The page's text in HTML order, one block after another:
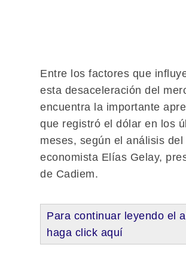
Entre los factores que
esta desaceleración del
encuentra la importante
que registró el dólar en los
meses, según el análisis del
economista Elías Gelay,
de Cadiem.
Para continuar leyendo el
haga click aquí